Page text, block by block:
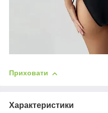
Приховати
Характеристики